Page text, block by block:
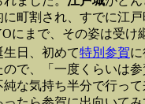
町割され、すでに江
にまで、その姿は受け
生日、初めて特別参賀
で、「一度くらいは
な気持ち半分で行っ